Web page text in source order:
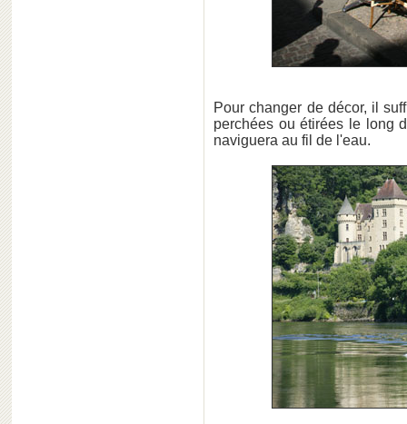
Pour changer de décor, il
perchées ou étirées le long
naviguera au fil de l'eau.